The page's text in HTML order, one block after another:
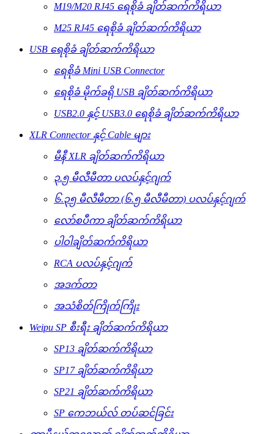
M19/M20 RJ45 ရေစိုခံ ချိတ်ဆက်ကိရိယာ
M25 RJ45 ရေစိုခံ ချိတ်ဆက်ကိရိယာ
USB ရေစိုခံ ချိတ်ဆက်ကိရိယာ
ရေစိုခံ Mini USB Connector
ရေစိုခံ မိုက်ခရို USB ချိတ်ဆက်ကိရိယာ
USB2.0 နှင့် USB3.0 ရေစိုခံ ချိတ်ဆက်ကိရိယာ
XLR Connector နှင့် Cable များ
မီနီ XLR ချိတ်ဆက်ကိရိယာ
၃.၅ မီလီမီတာ ပလပ်နှင့်ဂျက်
၆.၃၅ မီလီမီတာ (၆.၅ မီလီမီတာ) ပလပ်နှင့်ဂျက်
လော်စပီကာ ချိတ်ဆက်ကိရိယာ
ပါဝါချိတ်ဆက်ကိရိယာ
RCA ပလပ်နှင့်ဂျက်
အဒက်တာ
အသံစိတ်ကြိုက်ကြိုး
Weipu SP စီးရီး ချိတ်ဆက်ကိရိယာ
SP13 ချိတ်ဆက်ကိရိယာ
SP17 ချိတ်ဆက်ကိရိယာ
SP21 ချိတ်ဆက်ကိရိယာ
SP ကေဘယ်လ် တပ်ဆင်ခြင်း